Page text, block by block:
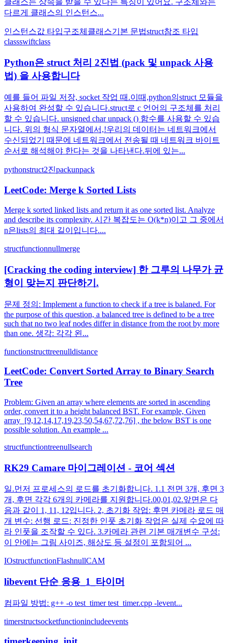
클래스는 상속을 받을 수 있다는 특징이 있어요. 구조체와는
다르게 클래스의 인스턴스...
인스턴스값 타입구조체 클래스기본 문법struct참조 타입
classswiftclass
Python은 struct 처리 2진법 (pack 및 unpack 사용
법) 을 사용합니다
예를 들어 파일 저장, socket 작업 때.이때,python의struct 모듈을
사용하여 완성할 수 있습니다.struct로 c 언어의 구조체를 처리
할 수 있습니다. unsigned char unpack () 함수를 사용할 수 있습
니다. 위의 형식 문자열에서,!우리의 데이터는 네트워크에서
수신되었기 때문에 네트워크에서 전송될 때 네트워크 바이트
순서로 해석해야 한다는 것을 나타낸다.뒤에 있는...
pythonstruct2진packunpack
LeetCode: Merge k Sorted Lists
Merge k sorted linked lists and return it as one sorted list. Analyze
and describe its complexity. 시간 복잡도는 O(k*n)이고 그 중에서
n은lists의 최대 길이입니다....
structfunctionnullmerge
[Cracking the coding interview] 한 그루의 나무가 균
형이 맞는지 판단하기.
문제 정의: Implement a function to check if a tree is balaned. For
the purpose of this question, a balanced tree is defined to be a tree
such that no two leaf nodes differ in distance from the root by more
than one. 생각: 각각 왼...
functionstructtreenulldistance
LeetCode: Convert Sorted Array to Binary Search
Tree
Problem: Given an array where elements are sorted in ascending
order, convert it to a height balanced BST. For example, Given
array [9,12,14,17,19,23,50,54,67,72,76] , the below BST is one
possible solution. An example ...
structfunctiontreenullsearch
RK29 Camare 마이그레이션 - 코어 섹션
일.먼저 프로세스의 로드를 초기화합니다. 1.1 전면 3개, 후면 3
개, 후면 각각 6개의 카메라를 지원합니다.00,01,02.앞면은 다
음과 같이 1, 11, 12입니다. 2, 초기화 작업: 후면 카메라 로드 매
개 변수: 선행 로드: 진정한 인풋 초기화 작업은 실제 수요에 따
라 인풋을 조작할 수 있다. 3.카메라 관련 기본 매개변수 구성:
이 안에는 그림 사이즈, 해상도 등 설정이 포함되어 ...
IOstructfunctionFlashnullCAM
libevent 단순 응용_1_타이머
컴파일 방법: g++ -o test_timer test_timer.cpp -levent...
timerstructsocketfunctionincludeevents